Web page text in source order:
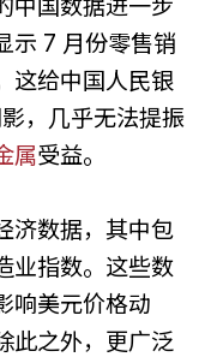
示 7 月份零售销
这给中国人民银
，几乎无法提振
属受益。
济数据，其中包
业指数。这些数
响美元价格动
此之外，更广泛